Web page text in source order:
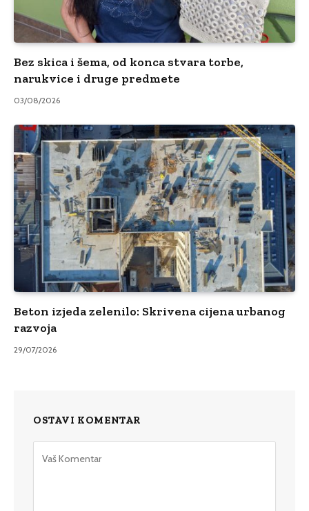
Bez skica i šema, od konca stvara torbe,
narukvice i druge predmete
03/08/2026
Beton izjeda zelenilo: Skrivena cijena urbanog
razvoja
29/07/2026
OSTAVI KOMENTAR